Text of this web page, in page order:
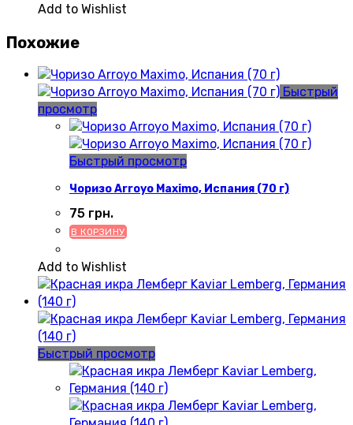
Add to Wishlist
Похожие
Быстрый
просмотр
Быстрый просмотр
Чоризо Arroyo Maximo, Испания (70 г)
75 грн.
В КОРЗИНУ
Add to Wishlist
Быстрый просмотр